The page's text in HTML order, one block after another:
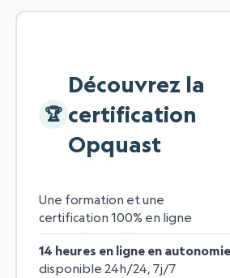
Découvrez la
certification
Opquast
Une formation et une
certification 100% en ligne
14 heures en ligne en autonomie
disponible 24h/24, 7j/7